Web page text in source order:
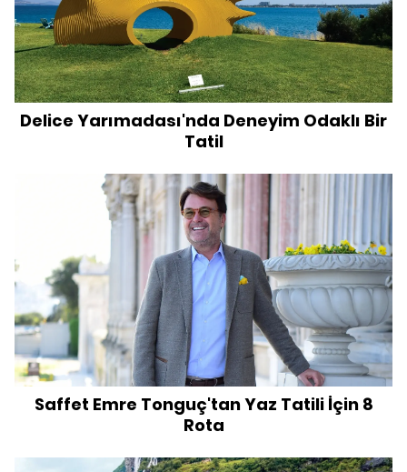
Delice Yarımadası'nda Deneyim Odaklı Bir
Tatil
Saffet Emre Tonguç'tan Yaz Tatili İçin 8
Rota